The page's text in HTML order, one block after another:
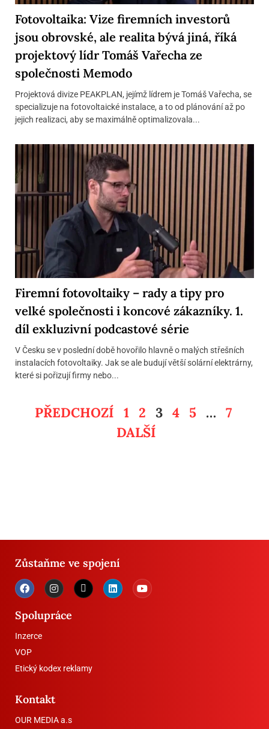
Fotovoltaika: Vize firemních investorů
jsou obrovské, ale realita bývá jiná, říká
projektový lídr Tomáš Vařecha ze
společnosti Memodo
Projektová divize PEAKPLAN, jejímž lídrem je Tomáš Vařecha, se
specializuje na fotovoltaické instalace, a to od plánování až po
jejich realizaci, aby se maximálně optimalizovala...
Firemní fotovoltaiky – rady a tipy pro
velké společnosti i koncové zákazníky. 1.
díl exkluzivní podcastové série
V Česku se v poslední době hovořilo hlavně o malých střešních
instalacích fotovoltaiky. Jak se ale budují větší solární elektrárny,
které si pořizují firmy nebo...
PŘEDCHOZÍ 1 2 3 4 5 …
7
DALŠÍ
Zůstaňme ve spojení
Spolupráce
Inzerce
VOP
Etický kodex reklamy
Kontakt
OUR MEDIA a.s